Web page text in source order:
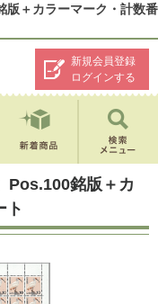
版＋カラーマーク・計数番
新規会員登録
ログインする
Pos.100銘版＋カ
ト